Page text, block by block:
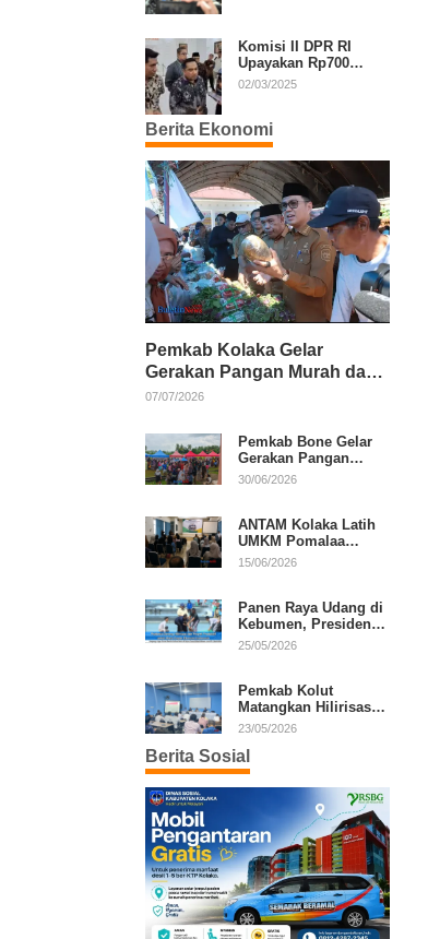
Komisi II DPR RI
Upayakan Rp700
Miliar dari APBN
Putusan MK
02/03/2025
Berita Ekonomi
Pemkab Kolaka Gelar
Gerakan Pangan Murah dan
Salurkan Pupuk Organik
07/07/2026
Pemkab Bone Gelar
Gerakan Pangan
Murah, Warga Serbu
30/06/2026
ANTAM Kolaka Latih
UMKM Pomalaa
Kembangkan Produk
15/06/2026
Panen Raya Udang di
Kebumen, Presiden
Prabowo Tekankan
25/05/2026
Pemkab Kolut
Matangkan Hilirisasi
Kakao dan Kelapa,
Daerah
23/05/2026
Berita Sosial